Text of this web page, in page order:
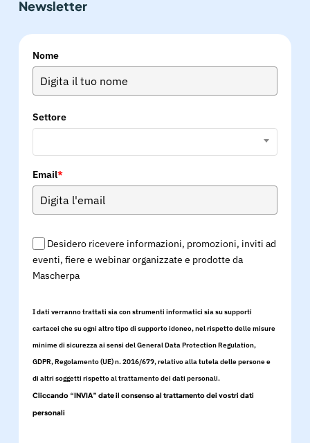
Newsletter
Nome
Settore
Email*
Desidero ricevere informazioni, promozioni, inviti ad
eventi, fiere e webinar organizzate e prodotte da
Mascherpa
I dati verranno trattati sia con strumenti informatici sia su supporti
cartacei che su ogni altro tipo di supporto idoneo, nel rispetto delle misure
minime di sicurezza ai sensi del General Data Protection Regulation,
GDPR, Regolamento (UE) n. 2016/679, relativo alla tutela delle persone e
di altri soggetti rispetto al trattamento dei dati personali.
Cliccando “INVIA” date il consenso al trattamento dei vostri dati
personali